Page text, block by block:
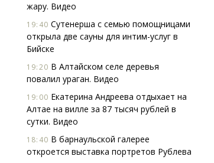
жару. Видео
19:40 Сутенерша с семью помощницами
открыла две сауны для интим-услуг в
Бийске
19:20 В Алтайском селе деревья
повалил ураган. Видео
19:00 Екатерина Андреева отдыхает на
Алтае на вилле за 87 тысяч рублей в
сутки. Видео
18:40 В барнаульской галерее
откроется выставка портретов Рублева